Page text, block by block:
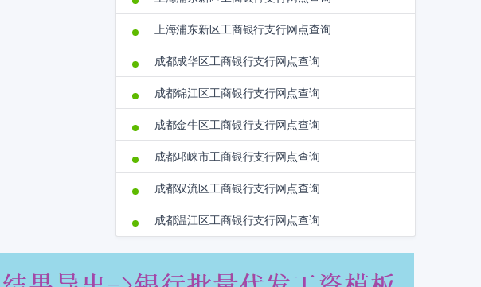
上海浦东新区工商银行支行网点查询
成都成华区工商银行支行网点查询
成都锦江区工商银行支行网点查询
成都金牛区工商银行支行网点查询
成都邛崃市工商银行支行网点查询
成都双流区工商银行支行网点查询
成都温江区工商银行支行网点查询